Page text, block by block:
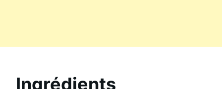
Ingrédients